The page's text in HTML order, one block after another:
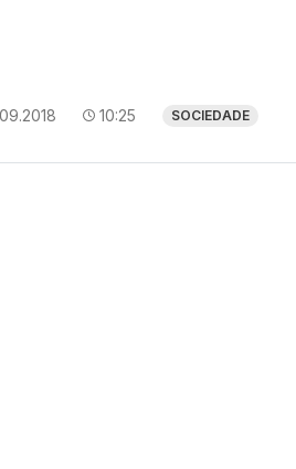
10:25 SOCIEDADE